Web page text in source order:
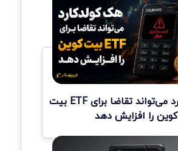
هک کولدکارد می‌تواند تقاضا برای ETF بیت
کوین را افزایش دهد